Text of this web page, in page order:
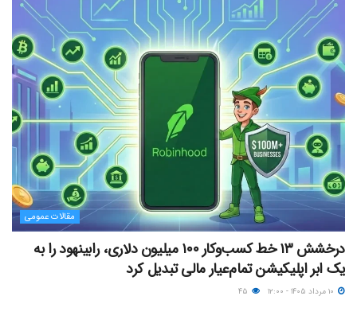
مقالات عمومی
درخشش ۱۳ خط کسب‌وکار ۱۰۰ میلیون دلاری، رابینهود را به
یک ابر اپلیکیشن تمام‌عیار مالی تبدیل کرد